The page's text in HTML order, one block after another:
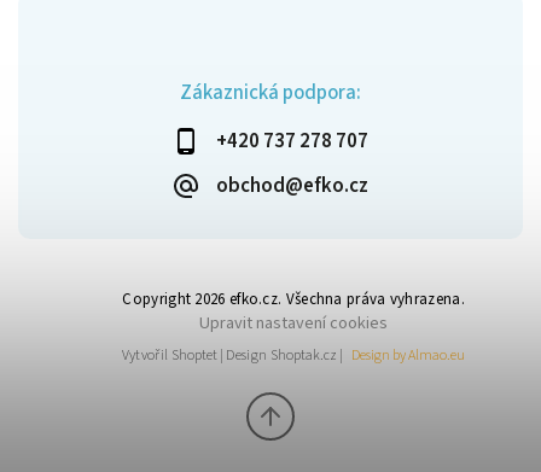
Zákaznická podpora:
+420 737 278 707
obchod@efko.cz
Copyright 2026 efko.cz. Všechna práva vyhrazena.
Upravit nastavení cookies
Vytvořil Shoptet| Design Shoptak.cz | Design by Almao.eu